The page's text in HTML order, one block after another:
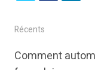
i
k
Récents
Comment